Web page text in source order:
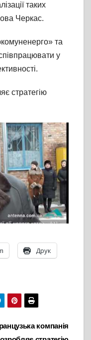
таких
Черкас.
та
у
стратегію
Друк
компанія